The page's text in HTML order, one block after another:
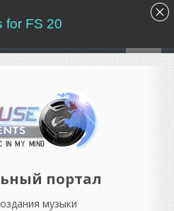
портал
музыки
for FS 20